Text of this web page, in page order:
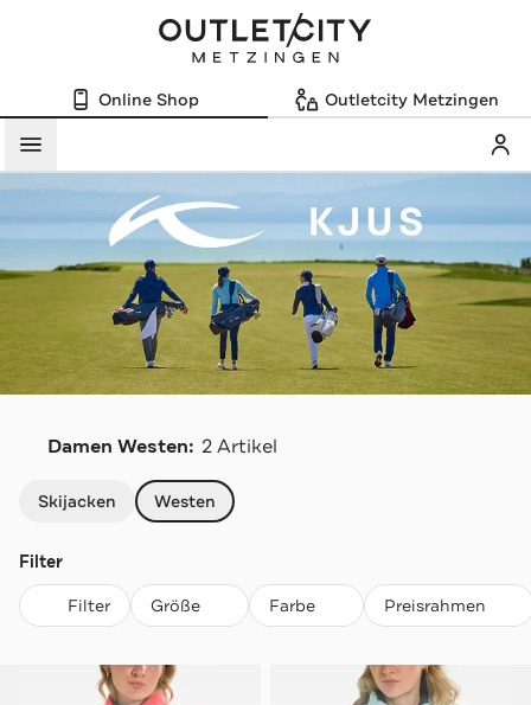
Online Shop Outletcity Metzingen
Menü
Damen Westen: 2 Artikel
Skijacken Westen
Filter
Filter Größe Farbe Preisrahmen